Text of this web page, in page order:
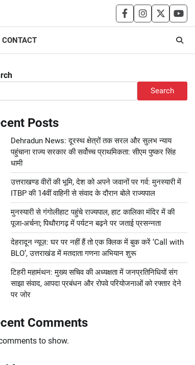
facebookinstagram
twitter
CONTACT
Search
Posts
Dehradun News: दूरस्थ क्षेत्रों तक सरल और सुलभ न्याय
पहुंचाना राज्य सरकार की सर्वोच्च प्राथमिकता: सीएम पुष्कर सिंह
धामी
उत्तराखण्ड वीरों की भूमि, देश को अपने जवानों पर गर्व: मुनस्यारी में
ITBP की 14वीं वाहिनी से संवाद के दौरान बोले राज्यपाल
मुनस्यारी से गंगोलीहाट पहुंचे राज्यपाल, हाट कालिका मंदिर में की
पूजा-अर्चना; पिथौरागढ़ में पर्यटन बढ़ने पर जताई प्रसन्नता
देहरादून न्यूज़: घर पर नहीं हैं तो एक क्लिक में बुक करें ‘Call with
BLO’, उत्तराखंड में मतदाता गणना अभियान शुरू
टिहरी महामंथन: मुख्य सचिव की अध्यक्षता में जनप्रतिनिधियों संग
साझा संवाद, आपदा प्रबंधन और रोपवे परियोजनाओं को रफ्तार देने
पर जोर
Comments
to show.